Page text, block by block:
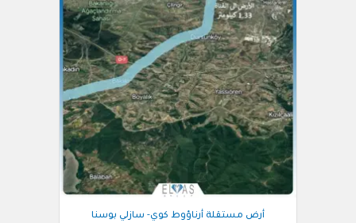
أرض مستقلة أرناؤوط كوي- سازلي بوسنا